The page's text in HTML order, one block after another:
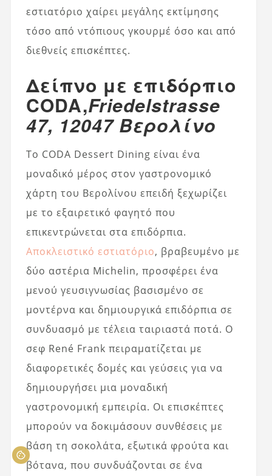
εστιατόριο χαίρει μεγάλης εκτίμησης
τόσο από ντόπιους γκουρμέ όσο και από
διεθνείς επισκέπτες.
Δείπνο με επιδόρπιο
CODA,Friedelstrasse
47, 12047 Βερολίνο
Το CODA Dessert Dining είναι ένα
μοναδικό μέρος στον γαστρονομικό
χάρτη του Βερολίνου επειδή ξεχωρίζει
με το εξαιρετικό φαγητό που
επικεντρώνεται στα επιδόρπια.
Αποκλειστικό εστιατόριο, βραβευμένο με
δύο αστέρια Michelin, προσφέρει ένα
μενού γευσιγνωσίας βασισμένο σε
μοντέρνα και δημιουργικά επιδόρπια σε
συνδυασμό με τέλεια ταιριαστά ποτά. Ο
σεφ René Frank πειραματίζεται με
διαφορετικές δομές και γεύσεις για να
δημιουργήσει μια μοναδική
γαστρονομική εμπειρία. Οι επισκέπτες
μπορούν να δοκιμάσουν συνθέσεις με
βάση τη σοκολάτα, εξωτικά φρούτα και
βότανα, που συνδυάζονται σε ένα